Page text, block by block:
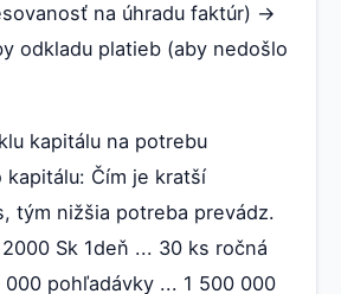
na úhradu faktúr) →
odkladu platieb (aby nedošlo
kapitálu na potrebu
kapitálu: Čím je kratší
tým nižšia potreba prevádz.
Sk 1deň ... 30 ks ročná
pohľadávky ... 1 500 000